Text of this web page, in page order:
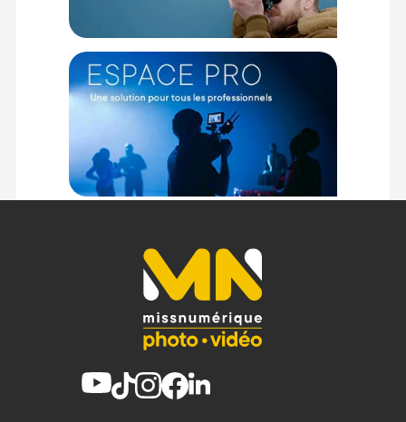
(1) Offre valable jusqu'au 31 Décembre 2030 à partir de 49 euros
d'achat, sur la base d'une expédition Chronopost 24H vers un point
relais situé en France continentale uniquement, valable uniquement
sur les produits de moins de 1m et moins de 20Kg.
(2) Nombre de points Fidélité estimés, hors remises au panier, basé
sur le prix TTC en €, les points seront effectivement calculés dans le